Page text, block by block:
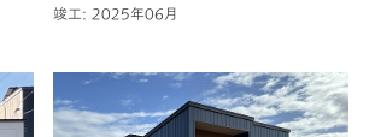
竣工: 2025年06月